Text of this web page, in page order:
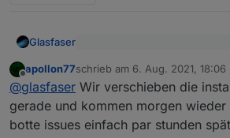
Glasfaser
instalatorhat auch den
, der ist auch Down .
https://forum.iobroker.net/
Offline
apollon77schrieb am 6. Aug. 2021, 18:06
zuletzt editiert von
@glasfaser Wir verschieben die
gerade und kommen morgen wieder
botte issues einfach par stunden